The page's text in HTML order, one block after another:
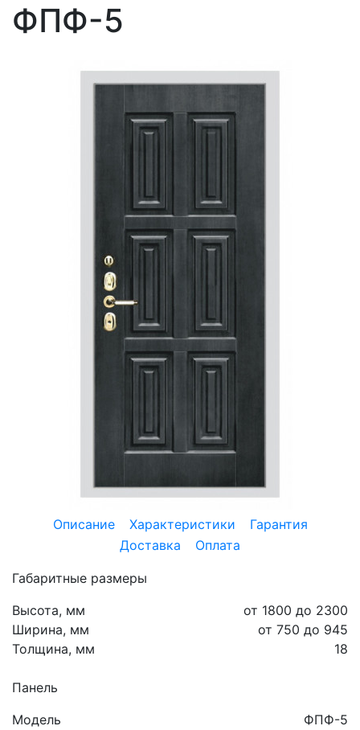
ФПФ-5
Описание Характеристики
Гарантия
Доставка
Оплата
Габаритные размеры
Высота, мм
от 1800 до 2300
Ширина, мм
от 750 до 945
Толщина, мм
18
Панель
Модель
ФПФ-5